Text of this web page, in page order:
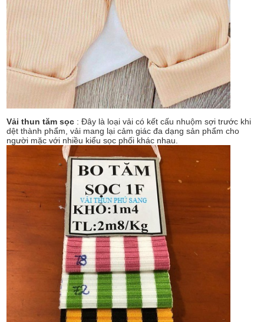
Vải thun tăm sọc : Đây là loại vải có kết cấu nhuộm sợi trước khi
dệt thành phẩm, vải mang lại cảm giác đa dạng sản phẩm cho
người mặc với nhiều kiểu sọc phối khác nhau.